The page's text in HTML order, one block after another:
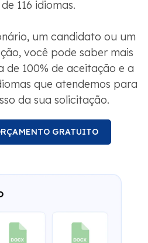
você pode saber mais
de 100% de aceitação e a
que atendemos para
da sua solicitação.
GRATUITO